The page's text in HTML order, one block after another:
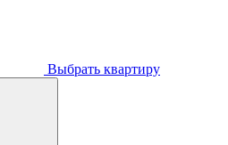
Выбрать квартиру